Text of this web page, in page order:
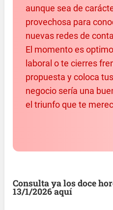
aunque sea de
provechosa para
nuevas redes de
El momento es
laboral o te cierres
propuesta y coloca
negocio sería una
el triunfo que te
Consulta ya los doce
13/1/2026 aquí